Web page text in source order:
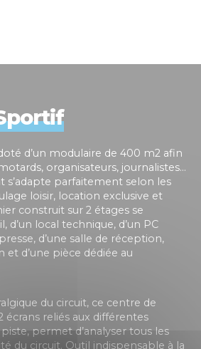
d’un modulaire de 400 m2 afin
organisateurs, journalistes…
s’adapte parfaitement selon les
loisir, location exclusive et
construit sur 2 étages se
d’un local technique, d’un PC
d’une salle de réception,
et d’une pièce dédiée au
du circuit, ce centre de
écrans reliés aux différentes
permet d’analyser tous les
du circuit. Outil indispensable à la